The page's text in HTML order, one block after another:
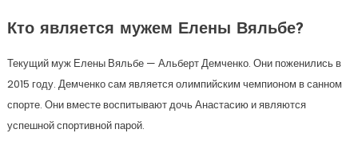
Кто является мужем Елены Вяльбе?
Текущий муж Елены Вяльбе — Альберт Демченко. Они поженились в
2015 году. Демченко сам является олимпийским чемпионом в санном
спорте. Они вместе воспитывают дочь Анастасию и являются
успешной спортивной парой.